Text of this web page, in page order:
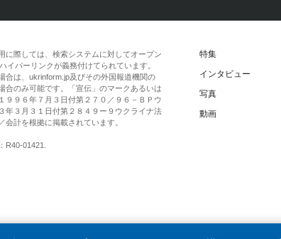
特集
インタビュー
写真
動画
に際しては、検索システムに対してオープン
イパーリンクが義務付けてられています。
合は、ukrinform.jp及びその外国報道機関の
合のみ可能です。「宣伝」のマークあるいは
９９６年７月３日付第２７０／９６－ＢＰウ
年３月３１日付第２８４９ー９ウクライナ法
会計を根拠に掲載されています。
01421.